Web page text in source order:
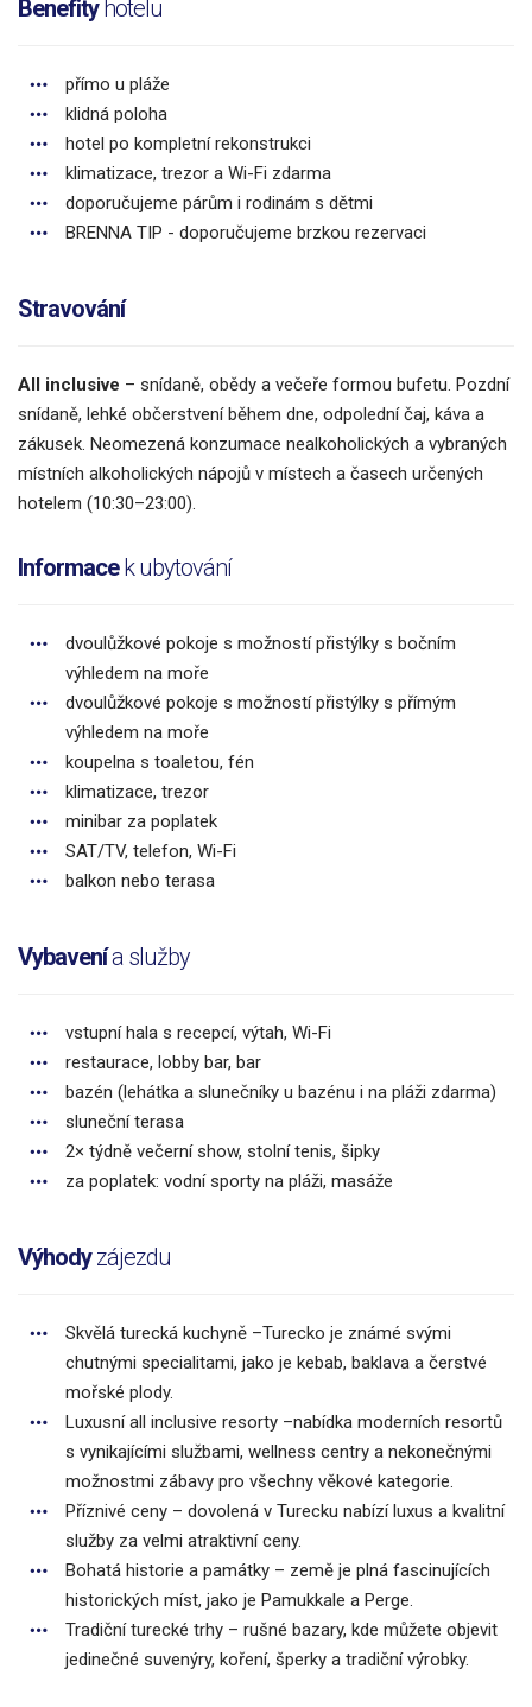
Benefityhotelu
přímo u pláže
klidná poloha
hotel po kompletní rekonstrukci
klimatizace, trezor a Wi-Fi zdarma
doporučujeme párům i rodinám s dětmi
BRENNA TIP - doporučujeme brzkou rezervaci
Stravování
All inclusive – snídaně, obědy a večeře formou bufetu. Pozdní
snídaně, lehké občerstvení během dne, odpolední čaj, káva a
zákusek. Neomezená konzumace nealkoholických a vybraných
místních alkoholických nápojů v místech a časech určených
hotelem (10:30–23:00).
Informacek ubytování
dvoulůžkové pokoje s možností přistýlky s bočním
výhledem na moře
dvoulůžkové pokoje s možností přistýlky s přímým
výhledem na moře
koupelna s toaletou, fén
klimatizace, trezor
minibar za poplatek
SAT/TV, telefon, Wi-Fi
balkon nebo terasa
Vybavenía služby
vstupní hala s recepcí, výtah, Wi-Fi
restaurace, lobby bar, bar
bazén (lehátka a slunečníky u bazénu i na pláži zdarma)
sluneční terasa
2× týdně večerní show, stolní tenis, šipky
za poplatek: vodní sporty na pláži, masáže
Výhodyzájezdu
Skvělá turecká kuchyně –Turecko je známé svými
chutnými specialitami, jako je kebab, baklava a čerstvé
mořské plody.
Luxusní all inclusive resorty –nabídka moderních resortů
s vynikajícími službami, wellness centry a nekonečnými
možnostmi zábavy pro všechny věkové kategorie.
Příznivé ceny – dovolená v Turecku nabízí luxus a kvalitní
služby za velmi atraktivní ceny.
Bohatá historie a památky – země je plná fascinujících
historických míst, jako je Pamukkale a Perge.
Tradiční turecké trhy – rušné bazary, kde můžete objevit
jedinečné suvenýry, koření, šperky a tradiční výrobky.